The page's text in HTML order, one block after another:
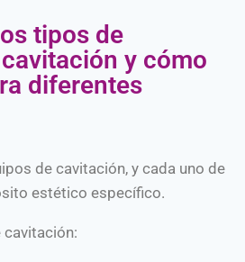
tipos de
y cómo
diferentes
de cavitación, y cada uno de
estético específico.
cavitación: